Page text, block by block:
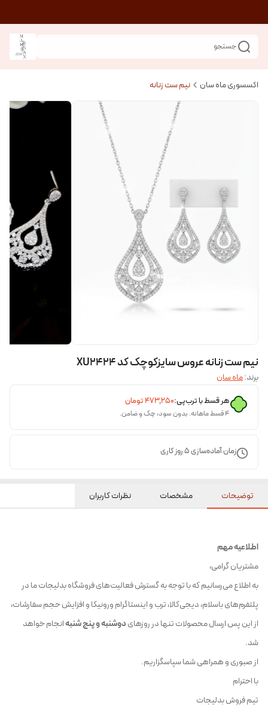
جستجو
اکسسوری ماه سان نیم ست زنانه
نیم ست زنانه عروس سایزکوچک کد XU2424
برند:ماه سان
هر قسط با ترب‌پی:۴۷۳٬۲۵۰تومان
۴ قسط ماهانه. بدون سود، چک و ضامن.
زمان آماده‌سازی5روز کاری
توضیحات مشخصات نظرات کاربران
اطلاعیه مهم
مشتریان گرامی،
به اطلاع می‌رسانیم که با توجه به گسترش فعالیت‌های فروشگاه بدلیجات ما در
پلتفرم‌های باسلام، دیجی‌کالا، ترب و اینستاگرام ورونیکا و افزایش حجم سفارشات،
از این پس ارسال محصولات تنها در روزهایدوشنبه و پنج شنبهانجام خواهد
شد.
از صبوری و همراهی شما سپاسگزاریم.
با احترام
تیم فروش بدلیجات